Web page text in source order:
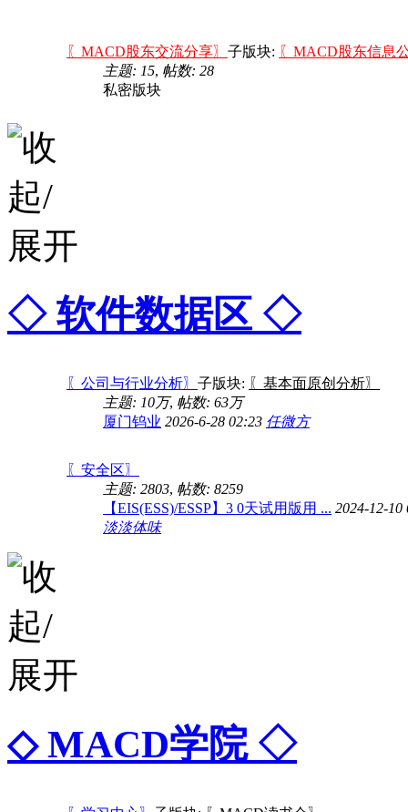
〖MACD股东交流分享〗 子版块: 〖MACD股东信息
主题: 15, 帖数: 28
私密版块
◇ 软件数据区 ◇
〖公司与行业分析〗 子版块: 〖基本面原创分析〗
主题: 10万, 帖数: 63万
厦门钨业 2026-6-28 02:23 任微方
〖安全区〗
主题: 2803, 帖数: 8259
【EIS(ESS)/ESSP】3 0天试用版用 ... 2024-12-10
淡淡体味
◇ MACD学院 ◇